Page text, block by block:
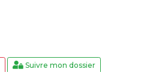
Suivre mon dossier